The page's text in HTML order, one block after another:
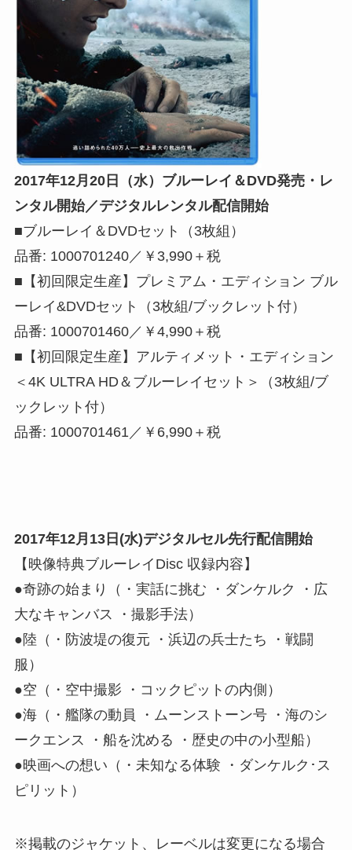
2017年12月20日（水）ブルーレイ＆DVD発売・レ
ンタル開始／デジタルレンタル配信開始
■ブルーレイ＆DVDセット（3枚組）
品番: 1000701240／￥3,990＋税
■【初回限定生産】プレミアム・エディション ブル
ーレイ&DVDセット（3枚組/ブックレット付）
品番: 1000701460／￥4,990＋税
■【初回限定生産】アルティメット・エディション
＜4K ULTRA HD＆ブルーレイセット＞（3枚組/ブ
ックレット付）
品番: 1000701461／￥6,990＋税
2017年12月13日(水)デジタルセル先行配信開始
【映像特典ブルーレイDisc 収録内容】
●奇跡の始まり（・実話に挑む ・ダンケルク ・広
大なキャンバス ・撮影手法）
●陸（・防波堤の復元 ・浜辺の兵士たち ・戦闘
服）
●空（・空中撮影 ・コックピットの内側）
●海（・艦隊の動員 ・ムーンストーン号 ・海のシ
ークエンス ・船を沈める ・歴史の中の小型船）
●映画への想い（・未知なる体験 ・ダンケルク･ス
ピリット）
※掲載のジャケット、レーベルは変更になる場合